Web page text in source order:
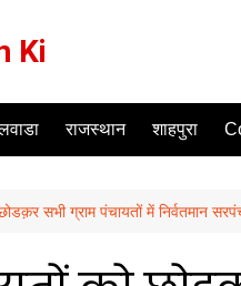
Ki
राजस्थान शाहपुरा
सभी ग्राम पंचायतों में निर्वतमान